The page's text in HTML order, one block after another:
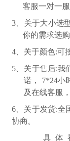
客服一对一服
3、关于大小选
你的需求选
4、关于颜色:可
5、关于售后:我
诺，
7*24小
及在线客服
6、关于发货:全
协商。
具体祥